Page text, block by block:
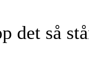
det så